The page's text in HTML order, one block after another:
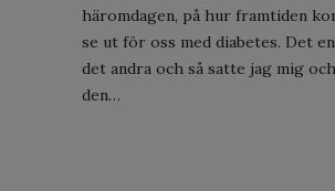
häromdagen, på hur framtiden
se ut för oss med diabetes. Det
det andra och så satte jag mig
den…